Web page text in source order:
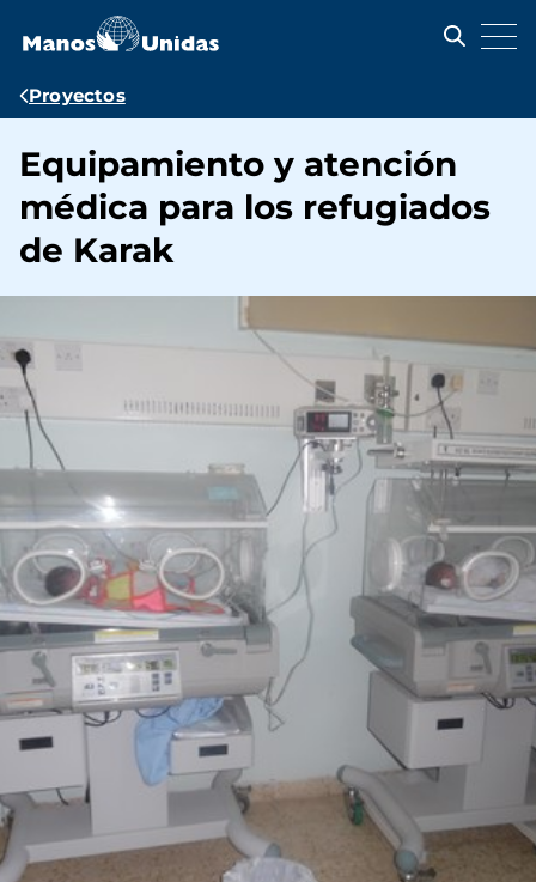
contenido
Ruta
navegación
Proyectos
Equipamiento y atención
médica para los refugiados
de Karak